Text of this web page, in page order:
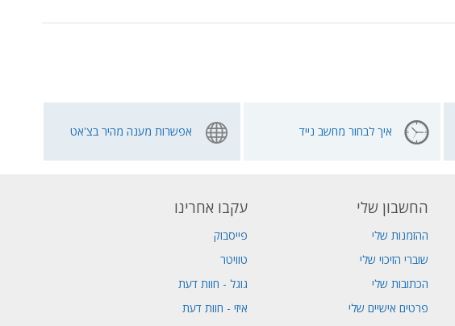
איך לבחור מחשב נייד אפשרות מענה מהיר בצ'אט
החשבון שלי
ההזמנות שלי
שוברי הזיכוי שלי
הכתובות שלי
פרטים אישיים שלי
עקבו אחרינו
פייסבוק
טוויטר
גוגל - חוות דעת
איזי - חוות דעת